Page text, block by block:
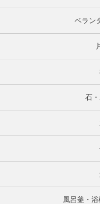
ベラン
石
風呂釜・